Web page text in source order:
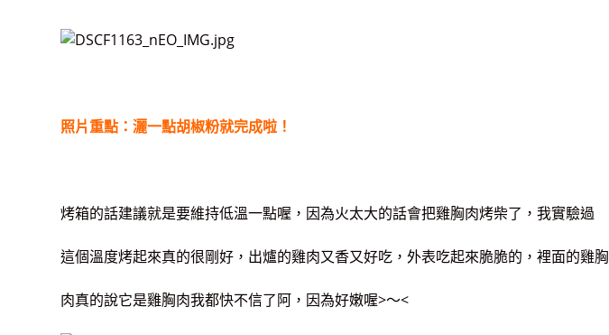
照片重點：灑一點胡椒粉就完成啦！
烤箱的話建議就是要維持低溫一點喔，因為火太大的話會把雞胸肉烤柴了，我實驗過
這個溫度烤起來真的很剛好，出爐的雞肉又香又好吃，外表吃起來脆脆的，裡面的雞胸
肉真的說它是雞胸肉我都快不信了阿，因為好嫩喔>～<